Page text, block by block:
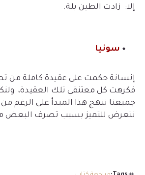
إلا: زادت الطين بلة.
سونيا
إنسانة حكمت على عقيدة كاملة
فكرهت كل معتنقي تلك العقيدة،
جميعنا ننهج هذا المبدأ على الرغم
نتعرض للتميز بسبب تصرف البعض